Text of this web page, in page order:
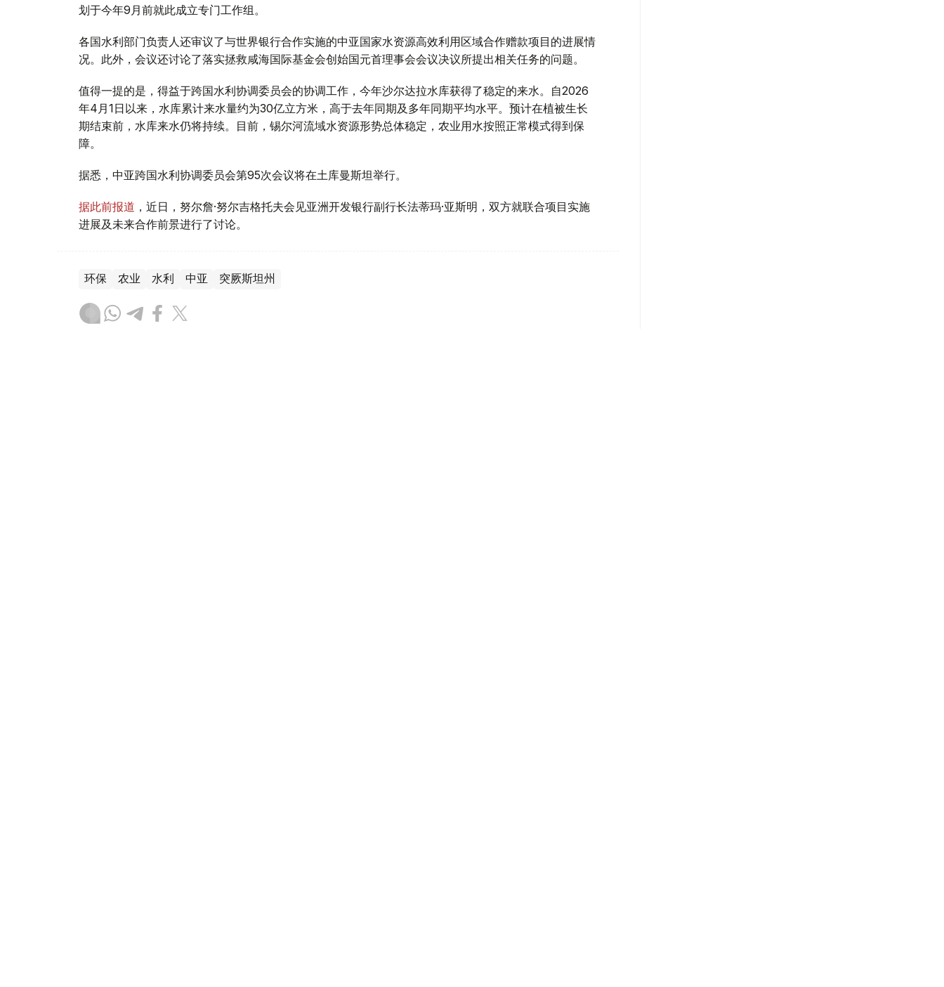
划于今年9月前就此成立专门工作组。
各国水利部门负责人还审议了与世界银行合作实施的中亚国家水资源高效利用区域合作赠款项目的进展情
况。此外，会议还讨论了落实拯救咸海国际基金会创始国元首理事会会议决议所提出相关任务的问题。
值得一提的是，得益于跨国水利协调委员会的协调工作，今年沙尔达拉水库获得了稳定的来水。自2026
年4月1日以来，水库累计来水量约为30亿立方米，高于去年同期及多年同期平均水平。预计在植被生长
期结束前，水库来水仍将持续。目前，锡尔河流域水资源形势总体稳定，农业用水按照正常模式得到保
障。
据悉，中亚跨国水利协调委员会第95次会议将在土库曼斯坦举行。
据此前报道 ，近日，努尔詹·努尔吉格托夫会见亚洲开发银行副行长法蒂玛·亚斯明，双方就联合项目实施
进展及未来合作前景进行了讨论。
环保 农业 水利 中亚 突厥斯坦州